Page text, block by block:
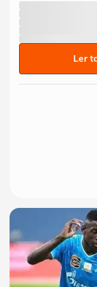
Ler